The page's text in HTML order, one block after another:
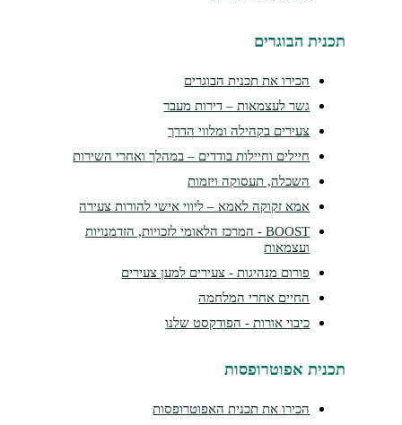
הבוגרים
הכירו את תכנית הבוגרים
גשר לעצמאות – דירות מעבר
צעירים בקהילה ומלווי הדרך
חיילים וחיילות בודדים – במהלך ואחרי השירות
השכלה, תעסוקה ויזמות
אמא זקוקה לאמא – ליווי אישי להורות צעירה
BOOST - המרכז הלאומי לזכויות, הזדמנויות
פורום מנהיגות - צעירים למען צעירים
החיים אחרי המלחמה
כיבוי אורות - הפודקסט שלנו
אפוטרופסות
הכירו את תכנית האפוטרופסות